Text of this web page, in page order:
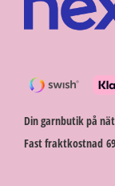
Din garnbutik på
Fast fraktkostnad